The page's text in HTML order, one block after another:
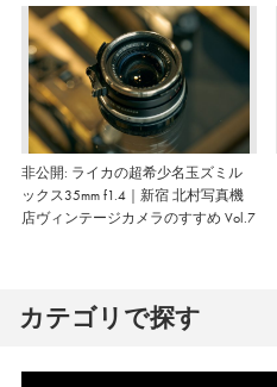
非公開: ライカの超希少名玉ズミル
ックス35mm f1.4｜新宿 北村写真機
店ヴィンテージカメラのすすめ Vol.7
カテゴリで探す